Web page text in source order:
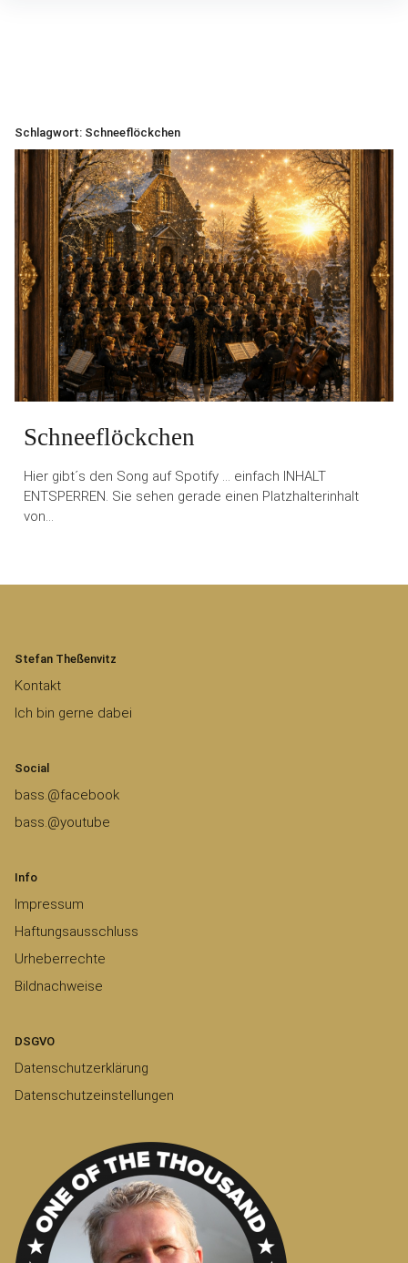
Schlagwort: Schneeflöckchen
Schneeflöckchen
Hier gibt´s den Song auf Spotify … einfach INHALT
ENTSPERREN. Sie sehen gerade einen Platzhalterinhalt
von…
Stefan Theßenvitz
Kontakt
Ich bin gerne dabei
Social
bass.@facebook
bass.@youtube
Info
Impressum
Haftungsausschluss
Urheberrechte
Bildnachweise
DSGVO
Datenschutzerklärung
Datenschutzeinstellungen